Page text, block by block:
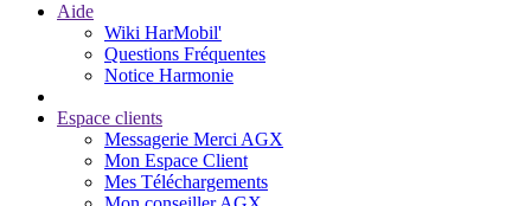
Aide
Wiki HarMobil'
Questions Fréquentes
Notice Harmonie
Espace clients
Messagerie Merci AGX
Mon Espace Client
Mes Téléchargements